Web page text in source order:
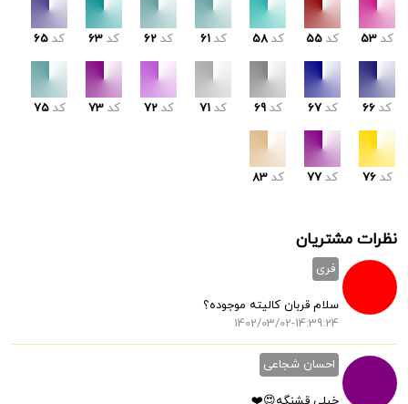
کد 53 کد 55 کد 58 کد 61 کد 62 کد 63 کد 65
کد 66 کد 67 کد 69 کد 71 کد 72 کد 73 کد 75
کد 76 کد 77 کد 83
نظرات مشتریان
فری
سلام قربان کالیته موجوده؟
1402/03/02-14:39:24
احسان شجاعی